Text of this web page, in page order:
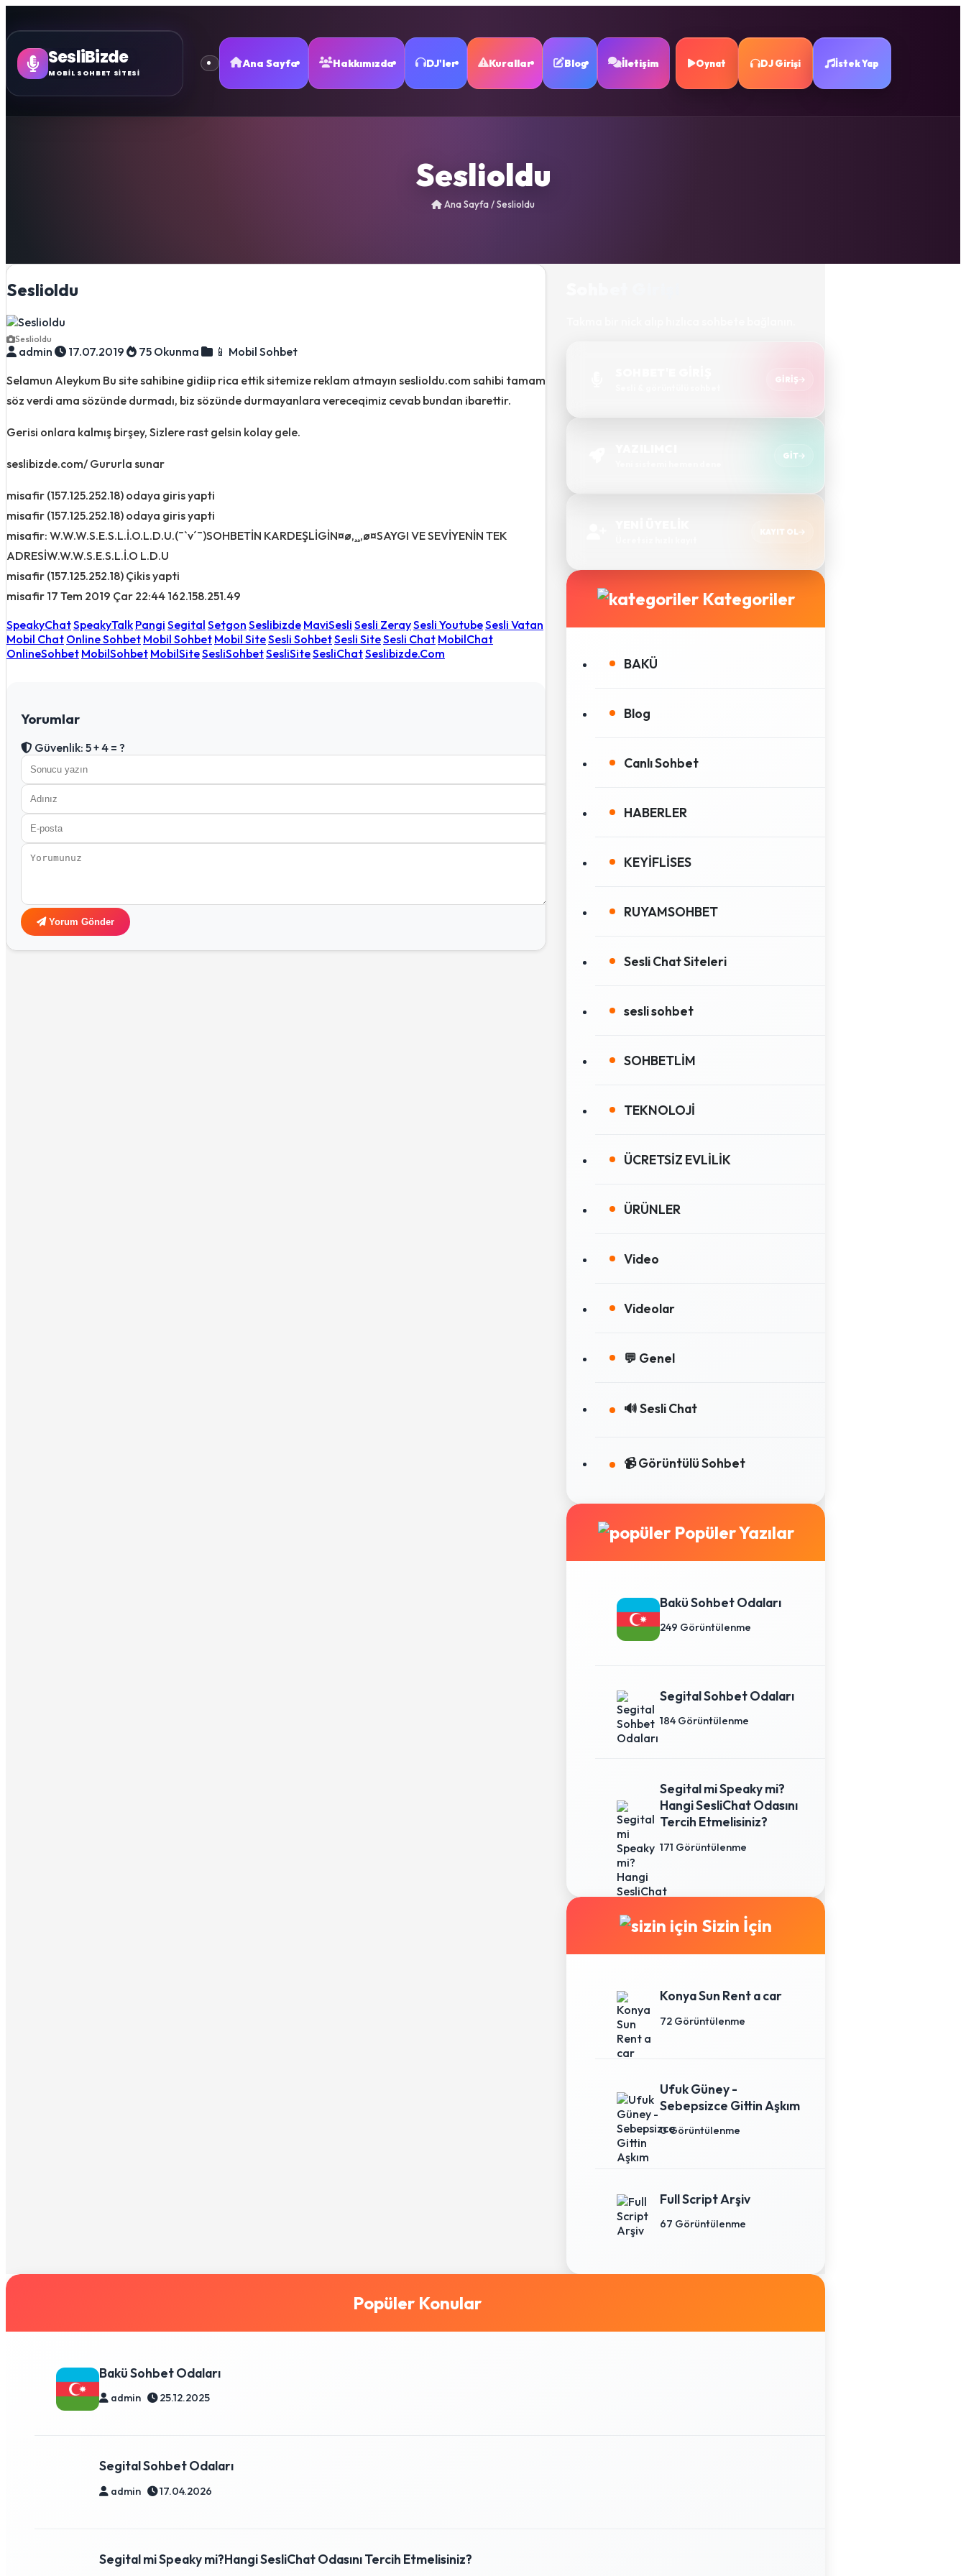
SesliBizde
MOBİL SOHBET SİTESİ
Ana Sayfa Hakkımızda DJ'ler Kurallar Blog İletişim Oynat DJ Girişi İstek Yap
Seslioldu
Ana Sayfa /Seslioldu
Seslioldu
Seslioldu
admin 17.07.2019 75 Okunma
📱 Mobil Sohbet
Selamun Aleykum Bu site sahibine gidiip rica ettik sitemize reklam atmayın seslioldu.com sahibi tamam
söz verdi ama sözünde durmadı, biz sözünde durmayanlara vereceqimiz cevab bundan ibarettir.
Gerisi onlara kalmış birşey, Sizlere rast gelsin kolay gele.
seslibizde.com/ Gururla sunar
misafir (157.125.252.18) odaya giris yapti
misafir (157.125.252.18) odaya giris yapti
misafir: W.W.W.S.E.S.L.İ.O.L.D.U.(¯`v´¯)SOHBETİN KARDEŞLİGİN¤ø,¸¸,ø¤SAYGI VE SEVİYENİN TEK
ADRESİW.W.W.S.E.S.L.İ.O L.D.U
misafir (157.125.252.18) Çikis yapti
misafir 17 Tem 2019 Çar 22:44 162.158.251.49
SpeakyChatSpeakyTalk Pangi Segital Setgon Seslibizde MaviSesli Sesli ZeraySesli YoutubeSesli Vatan
Mobil Chat Online Sohbet Mobil Sohbet Mobil SiteSesli SohbetSesli SiteSesli Chat MobilChat
OnlineSohbet MobilSohbet MobilSiteSesliSohbetSesliSiteSesliChatSeslibizde.Com
Yorumlar
Güvenlik: 5 + 4 = ?
Yorum Gönder
GIRIŞ
GIT
KAYIT OL
Kategoriler
BAKÜ
Blog
Canlı Sohbet
HABERLER
KEYİFLİSES
RUYAMSOHBET
Sesli Chat Siteleri
sesli sohbet
SOHBETLİM
TEKNOLOJİ
ÜCRETSİZ EVLİLİK
ÜRÜNLER
Video
Videolar
💬 Genel
🔊 Sesli Chat
📹 Görüntülü Sohbet
Popüler Yazılar
Bakü Sohbet Odaları
249 Görüntülenme
Segital Sohbet Odaları
184 Görüntülenme
Segital mi Speaky mi?
Hangi SesliChat Odasını
Tercih Etmelisiniz?
171 Görüntülenme
Sizin İçin
Konya Sun Rent a car
72 Görüntülenme
Ufuk Güney -
Sebepsizce Gittin Aşkım
0 Görüntülenme
Full Script Arşiv
67 Görüntülenme
Popüler Konular
Bakü Sohbet Odaları
admin 25.12.2025
Segital Sohbet Odaları
admin 17.04.2026
Segital mi Speaky mi?Hangi SesliChat Odasını Tercih Etmelisiniz?